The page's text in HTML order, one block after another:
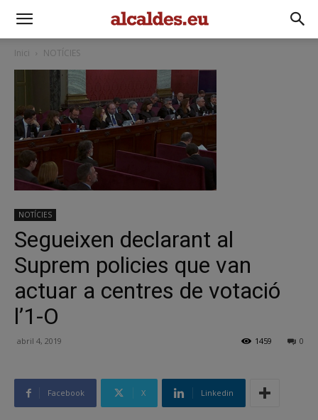
Inici NOTÍCIES
NOTÍCIES
Segueixen declarant al
Suprem policies que van
actuar a centres de votació
l’1-O
abril 4, 2019 0
1459
Facebook X Linkedin